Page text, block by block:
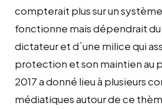
compterait plus sur un
fonctionne mais dépendrait du
dictateur et d´une milice qui
protection et son maintien au
2017 a donné lieu à plusieurs
médiatiques autour de ce